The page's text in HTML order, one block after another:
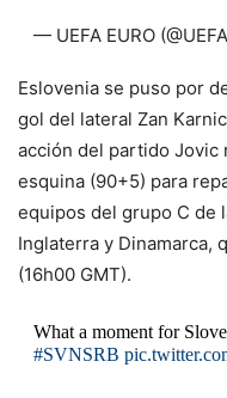
— UEFA EURO
Eslovenia se puso por
gol del lateral Zan
acción del partido Jovic
esquina (90+5) para
equipos del grupo C de
Inglaterra y Dinamarca,
(16h00 GMT).
What a moment for
#SVNSRB